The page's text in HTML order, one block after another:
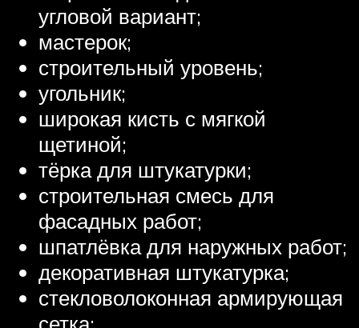
угловой вариант;
мастерок;
строительный уровень;
угольник;
широкая кисть с мягкой
щетиной;
тёрка для штукатурки;
строительная смесь для
фасадных работ;
шпатлёвка для наружных работ;
декоративная штукатурка;
стекловолоконная армирующая